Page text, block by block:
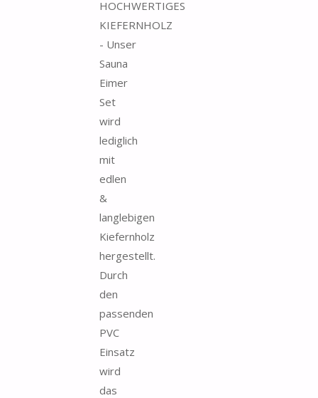
HOCHWERTIGES
KIEFERNHOLZ
- Unser
Sauna
Eimer
Set
wird
lediglich
mit
edlen
&
langlebigen
Kiefernholz
hergestellt.
Durch
den
passenden
PVC
Einsatz
wird
das